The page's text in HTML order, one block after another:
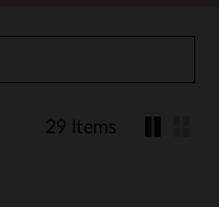
29 Items